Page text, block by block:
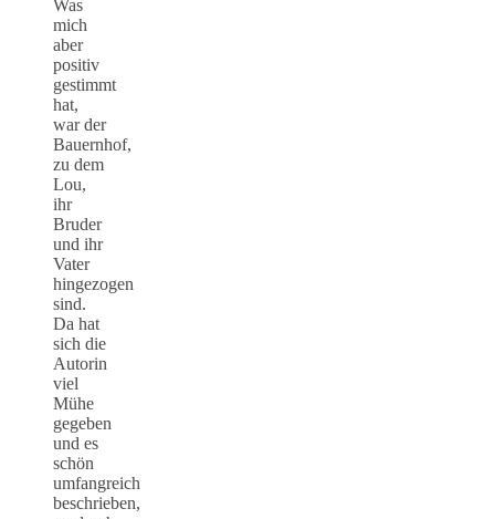
Was
mich
aber
positiv
gestimmt
hat,
war der
Bauernhof,
zu dem
Lou,
ihr
Bruder
und ihr
Vater
hingezogen
sind.
Da hat
sich die
Autorin
viel
Mühe
gegeben
und es
schön
umfangreich
beschrieben,